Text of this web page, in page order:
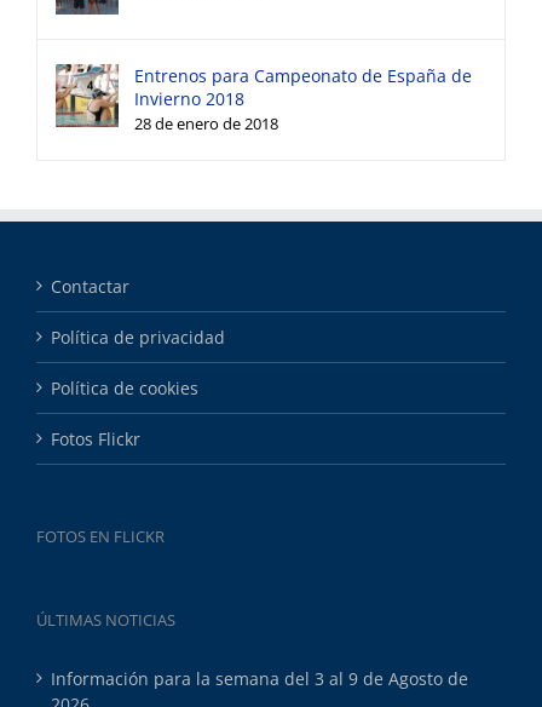
Entrenos para Campeonato de España de
Invierno 2018
28 de enero de 2018
Contactar
Política de privacidad
Política de cookies
Fotos Flickr
FOTOS EN FLICKR
ÚLTIMAS NOTICIAS
Información para la semana del 3 al 9 de Agosto de